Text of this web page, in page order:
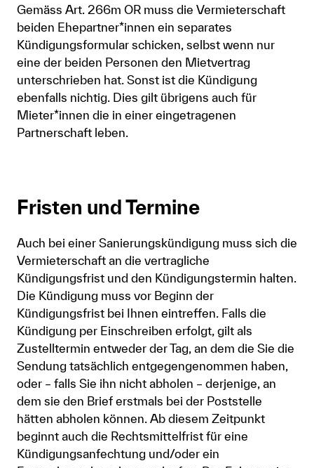
Gemäss Art. 266m OR muss die Vermieterschaft
beiden Ehepartner*innen ein separates
Kündigungsformular schicken, selbst wenn nur
eine der beiden Personen den Mietvertrag
unterschrieben hat. Sonst ist die Kündigung
ebenfalls nichtig. Dies gilt übrigens auch für
Mieter*innen die in einer eingetragenen
Partnerschaft leben.
Fristen und Termine
Auch bei einer Sanierungskündigung muss sich die
Vermieterschaft an die vertragliche
Kündigungsfrist und den Kündigungstermin halten.
Die Kündigung muss vor Beginn der
Kündigungsfrist bei Ihnen eintreffen. Falls die
Kündigung per Einschreiben erfolgt, gilt als
Zustelltermin entweder der Tag, an dem die Sie die
Sendung tatsächlich entgegengenommen haben,
oder – falls Sie ihn nicht abholen – derjenige, an
dem sie den Brief erstmals bei der Poststelle
hätten abholen können. Ab diesem Zeitpunkt
beginnt auch die Rechtsmittelfrist für eine
Kündigungsanfechtung und/oder ein